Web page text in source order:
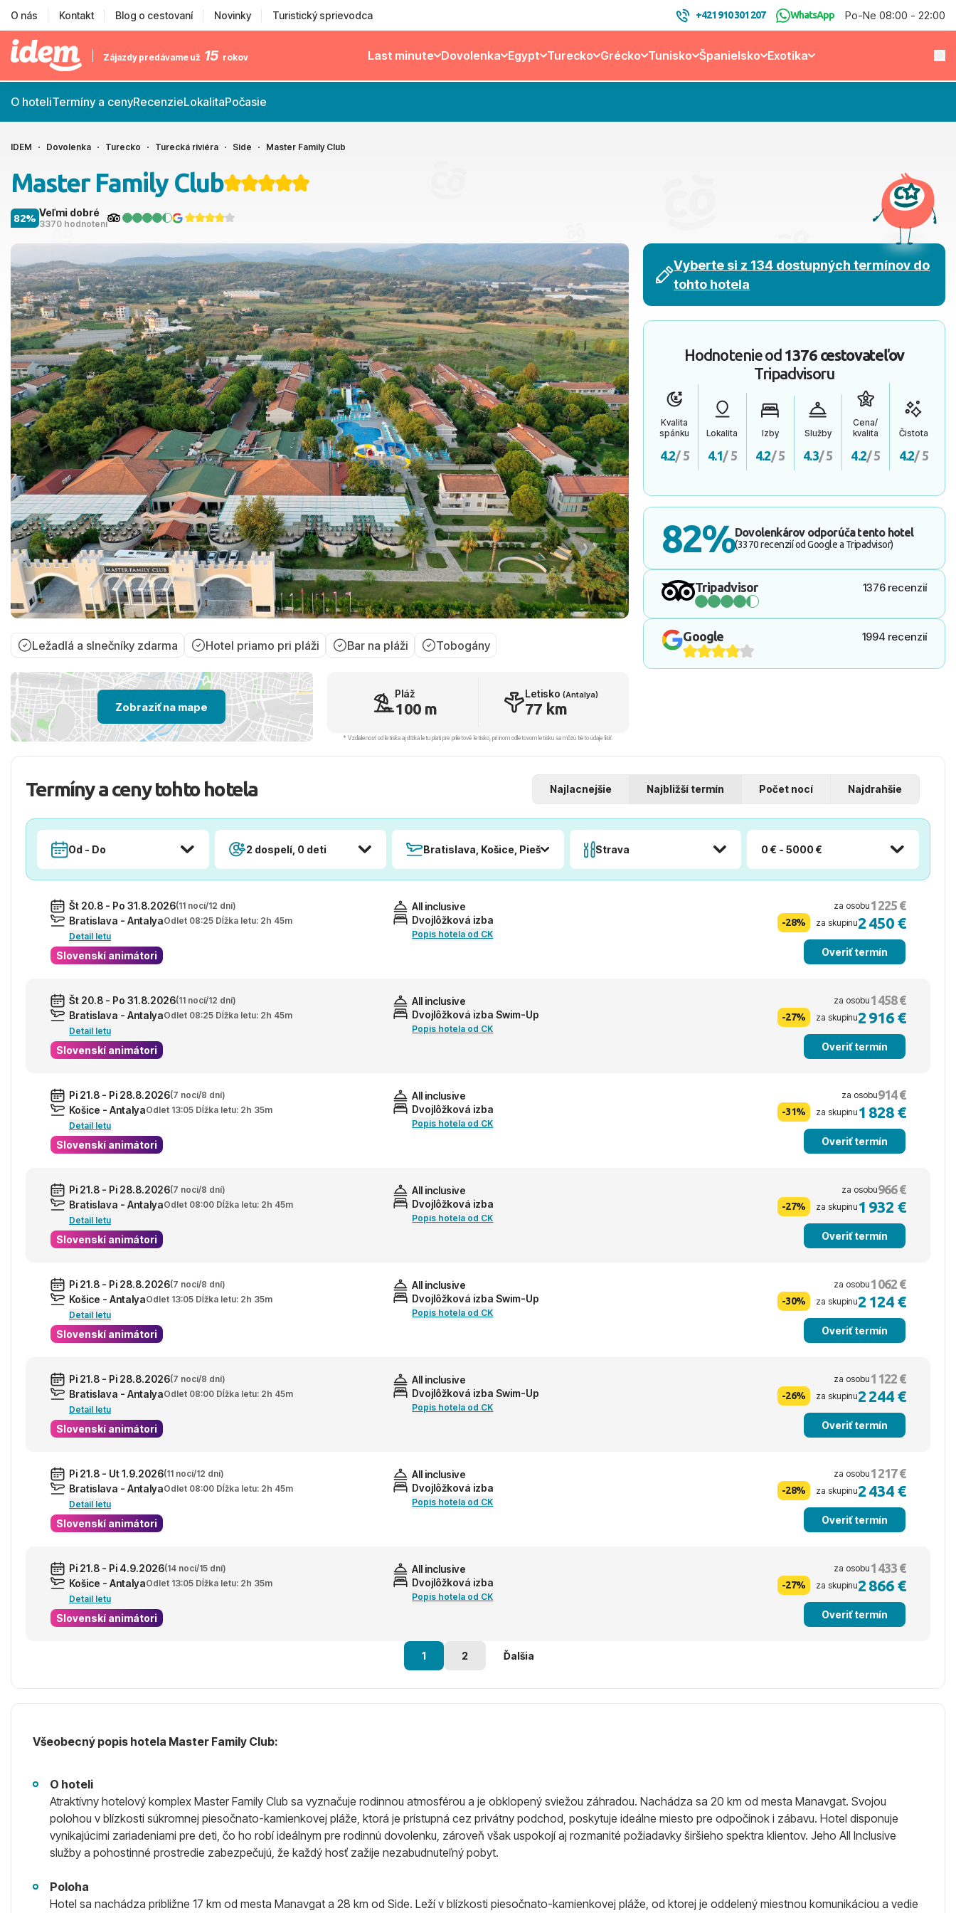
O nás Kontakt Blog o cestovaní Novinky Turistický sprievodca +421 910 301 207 WhatsApp Po-Ne 08:00 - 22:00
Zájazdy predávame už 15 rokov Last minute Dovolenka Egypt Turecko Grécko Tunisko Španielsko Exotika
O hoteliTermíny a cenyRecenzieLokalitaPočasie
IDEM Dovolenka Turecko Turecká riviéra Side Master Family Club
Master Family Club
Veľmi dobré
3370 hodnotení
82%
Ležadlá a slnečníky zdarma Hotel priamo pri pláži Bar na pláži Tobogány
Vyberte si z 134 dostupných termínov do
tohto hotela
Hodnotenie od 1376 cestovateľov
Tripadvisoru
Kvalita
spánku
4.2/ 5
Lokalita
4.1/ 5
Izby
4.2/ 5
Služby
4.3/ 5
Cena/
kvalita
4.2/ 5
Čistota
4.2/ 5
82%Dovolenkárov odporúča tento hotel
(3370 recenzií od Google a Tripadvisor)
Tripadvisor 1376 recenzií
Google 1994 recenzií
Zobraziť na mape
Pláž
100 m
Letisko(Antalya)
77 km
* Vzdialenosť od letiska aj dľžka letu platí pre príletové letisko, pri inom odletovom letisku sa môžu tieto údaje líšiť.
Termíny a ceny tohto hotela Najlacnejšie Najbližší termín Počet nocí Najdrahšie
Od - Do 2 dospelí, 0 deti Bratislava, Košice, Piešťany, PopradStrava 0 € - 5000 €
Št 20.8 - Po 31.8.2026(11 nocí/12 dní)
Bratislava - AntalyaOdlet 08:25 Dĺžka letu: 2h 45m
Detail letu
All inclusive
Dvojlôžková izba
Popis hotela od CK
Slovenskí animátori
za osobu 1 225 €
-28% za skupinu2 450 €
Overiť termín
Št 20.8 - Po 31.8.2026(11 nocí/12 dní)
Bratislava - AntalyaOdlet 08:25 Dĺžka letu: 2h 45m
Detail letu
All inclusive
Dvojlôžková izba Swim-Up
Popis hotela od CK
Slovenskí animátori
za osobu 1 458 €
-27% za skupinu2 916 €
Overiť termín
Pi 21.8 - Pi 28.8.2026(7 nocí/8 dní)
Košice - AntalyaOdlet 13:05 Dĺžka letu: 2h 35m
Detail letu
All inclusive
Dvojlôžková izba
Popis hotela od CK
Slovenskí animátori
za osobu914 €
-31% za skupinu 1 828 €
Overiť termín
Pi 21.8 - Pi 28.8.2026(7 nocí/8 dní)
Bratislava - AntalyaOdlet 08:00 Dĺžka letu: 2h 45m
Detail letu
All inclusive
Dvojlôžková izba
Popis hotela od CK
Slovenskí animátori
za osobu966 €
-27% za skupinu 1 932 €
Overiť termín
Pi 21.8 - Pi 28.8.2026(7 nocí/8 dní)
Košice - AntalyaOdlet 13:05 Dĺžka letu: 2h 35m
Detail letu
All inclusive
Dvojlôžková izba Swim-Up
Popis hotela od CK
Slovenskí animátori
za osobu 1 062 €
-30% za skupinu2 124 €
Overiť termín
Pi 21.8 - Pi 28.8.2026(7 nocí/8 dní)
Bratislava - AntalyaOdlet 08:00 Dĺžka letu: 2h 45m
Detail letu
All inclusive
Dvojlôžková izba Swim-Up
Popis hotela od CK
Slovenskí animátori
za osobu 1 122 €
-26% za skupinu2 244 €
Overiť termín
Pi 21.8 - Ut 1.9.2026(11 nocí/12 dní)
Bratislava - AntalyaOdlet 08:00 Dĺžka letu: 2h 45m
Detail letu
All inclusive
Dvojlôžková izba
Popis hotela od CK
Slovenskí animátori
za osobu 1 217 €
-28% za skupinu2 434 €
Overiť termín
Pi 21.8 - Pi 4.9.2026(14 nocí/15 dní)
Košice - AntalyaOdlet 13:05 Dĺžka letu: 2h 35m
Detail letu
All inclusive
Dvojlôžková izba
Popis hotela od CK
Slovenskí animátori
za osobu 1 433 €
-27% za skupinu2 866 €
Overiť termín
1 2 Ďalšia
Všeobecný popis hotela Master Family Club:
O hoteli
Atraktívny hotelový komplex Master Family Club sa vyznačuje rodinnou atmosférou a je obklopený sviežou záhradou. Nachádza sa 20 km od mesta Manavgat. Svojou
polohou v blízkosti súkromnej piesočnato-kamienkovej pláže, ktorá je prístupná cez privátny podchod, poskytuje ideálne miesto pre odpočinok i zábavu. Hotel disponuje
vynikajúcimi zariadeniami pre deti, čo ho robí ideálnym pre rodinnú dovolenku, zároveň však uspokojí aj rozmanité požiadavky širšieho spektra klientov. Jeho All Inclusive
služby a pohostinné prostredie zabezpečujú, že každý hosť zažije nezabudnuteľný pobyt.
Poloha
Hotel sa nachádza približne 17 km od mesta Manavgat a 28 km od Side. Leží v blízkosti piesočnato-kamienkovej pláže, od ktorej je oddelený miestnou komunikáciou a vedie